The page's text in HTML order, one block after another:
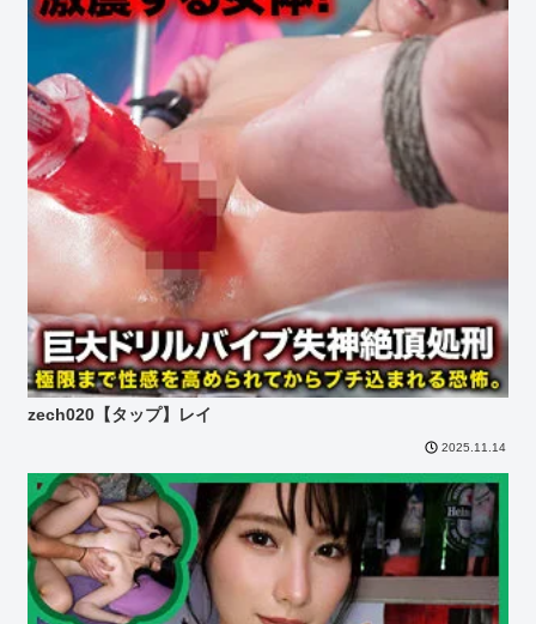
zech020【タップ】レイ
2025.11.14